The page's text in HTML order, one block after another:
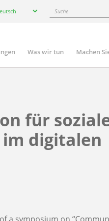
Suche
Was wir tun Machen
für
digitalen